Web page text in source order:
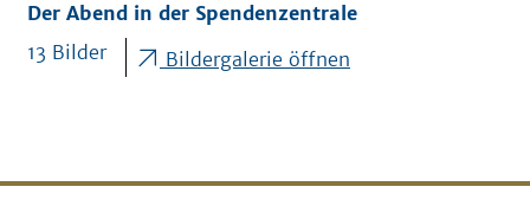
Der Abend in der Spendenzentrale
13 Bilder
Bildergalerie öffnen